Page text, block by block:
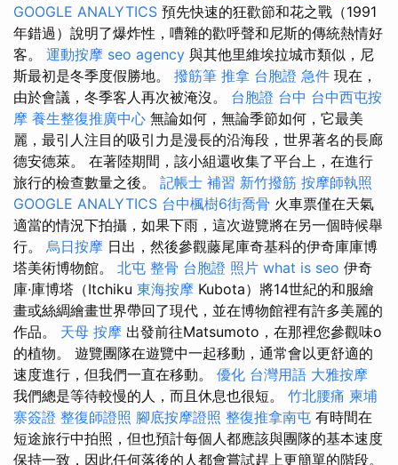
GOOGLE ANALYTICS 預先快速的狂歡節和花之戰（1991
年錯過）說明了爆炸性，嘈雜的歡呼聲和尼斯的傳統熱情好
客。 運動按摩 seo agency 與其他里維埃拉城市類似，尼
斯最初是冬季度假勝地。 撥筋筆 推拿 台胞證 急件 現在，
由於會議，冬季客人再次被淹沒。 台胞證 台中 台中西屯按
摩 養生整復推廣中心 無論如何，無論季節如何，它最美
麗，最引人注目的吸引力是漫長的沿海段，世界著名的長廊
德安德萊。 在著陸期間，該小組還收集了平台上，在進行
旅行的檢查數量之後。 記帳士 補習 新竹撥筋 按摩師執照
GOOGLE ANALYTICS 台中楓樹6街喬骨 火車票僅在天氣
適當的情況下拍攝，如果下雨，這次遊覽將在另一個時候舉
行。 烏日按摩 日出，然後參觀藤尾庫奇基科的伊奇庫庫博
塔美術博物館。 北屯 整骨 台胞證 照片 what is seo 伊奇
庫·庫博塔（Itchiku 東海按摩 Kubota）將14世紀的和服繪
畫或絲綢繪畫世界帶回了現代，並在博物館裡有許多美麗的
作品。 天母 按摩 出發前往Matsumoto，在那裡您參觀味o
的植物。 遊覽團隊在遊覽中一起移動，通常會以更舒適的
速度進行，但我們一直在移動。 優化 台灣用語 大雅按摩
我們總是等待較慢的人，而且休息也很短。 竹北腰痛 柬埔
寨簽證 整復師證照 腳底按摩證照 整復推拿南屯 有時間在
短途旅行中拍照，但也預計每個人都應該與團隊的基本速度
保持一致，因此任何落後的人都會嘗試趕上更簡單的階段。